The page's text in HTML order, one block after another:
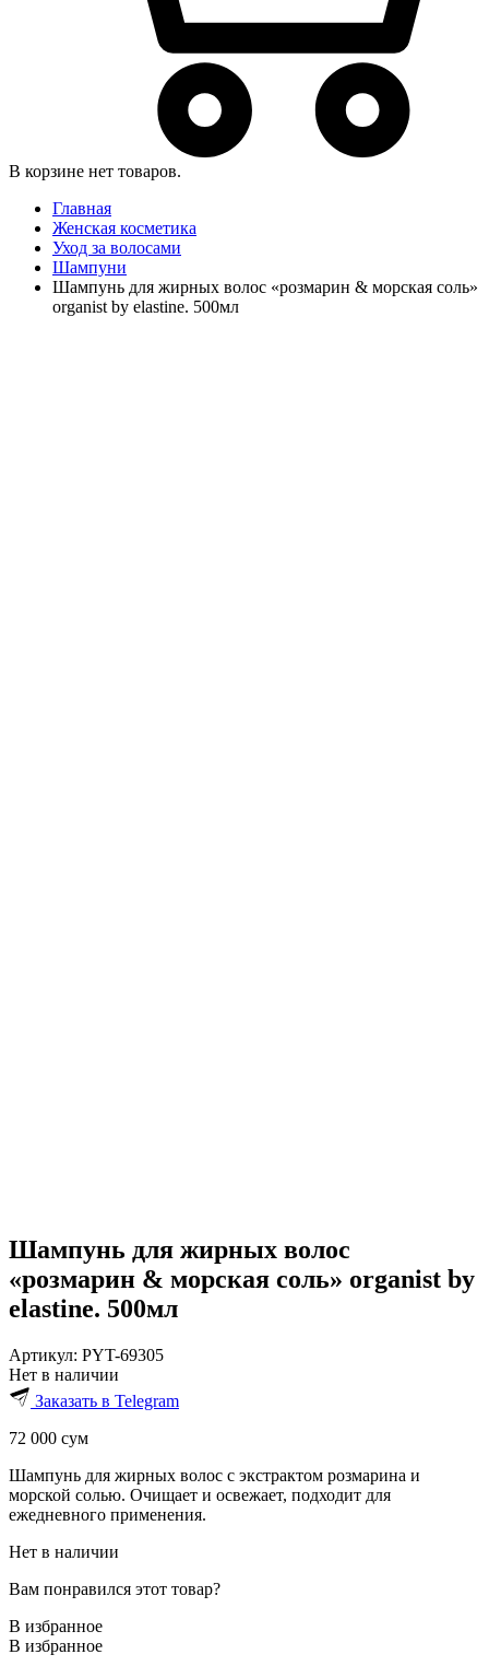
В корзине нет товаров.
Главная
Женская косметика
Уход за волосами
Шампуни
Шампунь для жирных волос «розмарин & морская соль»
organist by elastine. 500мл
Шампунь для жирных волос
«розмарин & морская соль» organist by
elastine. 500мл
Артикул: PYT-69305
Нет в наличии
Заказать в Telegram
72 000 сум
Шампунь для жирных волос с экстрактом розмарина и
морской солью. Очищает и освежает, подходит для
ежедневного применения.
Нет в наличии
Вам понравился этот товар?
В избранное
В избранное